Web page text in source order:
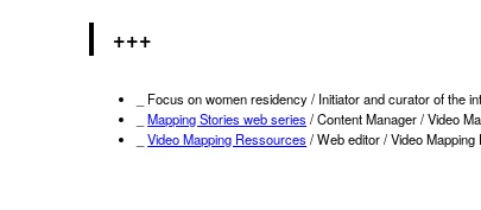
+++
_ Focus on women residency / Initiator and curator of the
_Mapping Stories web series / Content Manager / Video
_Video Mapping Ressources / Web editor / Video